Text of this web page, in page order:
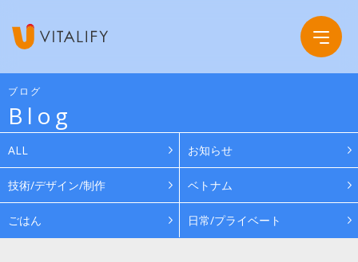
Company
会社概要
グループ会社
Service
Work
ブログ
Blog
ALL お知らせ
技術/デザイン/制作 ベトナム
ごはん 日常/プライベート